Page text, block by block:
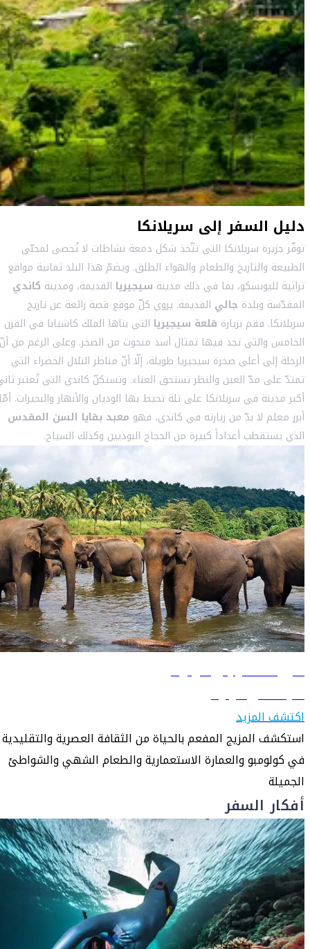
دليل السفر إلى سريلانكا
توفّر جزيرة سريلانكا التي تتّخذ شكل دمعة نشاطات لا تُحصى لمحبّي
الطبيعة والتاريخ والطعام والهواء الطلق. ويضمّ هذا البلد ثمانية مواقع
تراثية لليونسكو، بما في ذلك مدينة سيجيريا القديمة، ومدينة كاندي
المقدّسة وبلدة جالي القديمة. يروي كلّ موقع قصة رائعة عن تاريخ
سريلانكا. فقم بزيارة قلعة سيجيريا التي بناها الملك كاشيابا في القرن
الخامس والتي تجد فيها تمثال أسد منحوت من الصخر. وعلى الرغم من أنّ
الرحلة إلى أعلى صخرة سيجيريا طويلة، إلّا أنّ مناظر التلال الخضراء التي
تمتدّ على مدّ العين والنظر تستحق العناء. وتستكنّ كاندي التي تُعتبر
أكبر مدينة في سريلانكا على تلة تحيط بها الوديان والأنهار والبحيرات.
أبرز معلم لا بدّ من زيارته في كاندي، فهو معبد بقايا السن المقدس
الذي يستقطب أعداداً كبيرة من الحجاج البوذيين وكذلك السياح.
دليل السفر إلى كولومبو
تعرّف على كولومبو
اكتشف المزيد
استكشف المزيج المفعم بالحياة من الثقافة العصرية والتقليدية
في كولومبو والعمارة الاستعمارية والطعام الشهي والشواطئ
الجميلة
أفكار السفر